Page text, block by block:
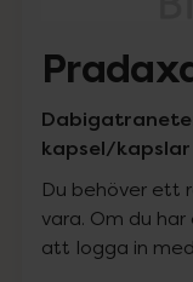
kapsel/kapslar
Du behöver ett
vara. Om du
att logga in